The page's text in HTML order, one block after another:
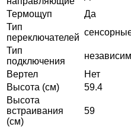
Термощуп
Да
Тип
переключателей
Тип
подключения
Вертел
Нет
Высота (см)
59.4
Высота
встраивания
(см)
59